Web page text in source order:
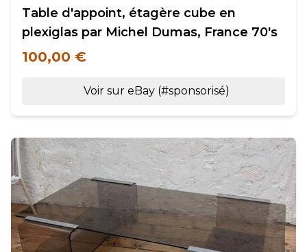
Table d'appoint, étagère cube en
plexiglas par Michel Dumas, France 70's
100,00 €
Voir sur eBay (#sponsorisé)